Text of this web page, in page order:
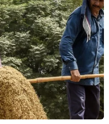
Đội tuyển Việt Nam đặt
mục tiêu 3 điểm, cảnh báo
Indonesia trước giờ G
03/08/2026 07:39